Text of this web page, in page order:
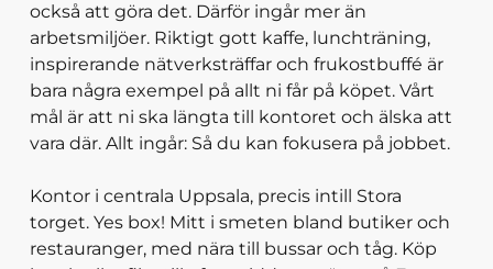
också att göra det. Därför ingår mer än
arbetsmiljöer. Riktigt gott kaffe, lunchträning,
inspirerande nätverksträffar och frukostbuffé är
bara några exempel på allt ni får på köpet. Vårt
mål är att ni ska längta till kontoret och älska att
vara där. Allt ingår: Så du kan fokusera på jobbet.
Kontor i centrala Uppsala, precis intill Stora
torget. Yes box! Mitt i smeten bland butiker och
restauranger, med nära till bussar och tåg. Köp